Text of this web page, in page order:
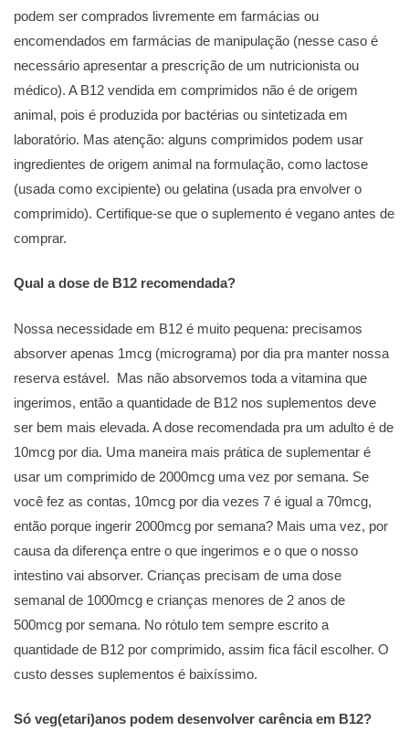
podem ser comprados livremente em farmácias ou
encomendados em farmácias de manipulação (nesse caso é
necessário apresentar a prescrição de um nutricionista ou
médico). A B12 vendida em comprimidos não é de origem
animal, pois é produzida por bactérias ou sintetizada em
laboratório. Mas atenção: alguns comprimidos podem usar
ingredientes de origem animal na formulação, como lactose
(usada como excipiente) ou gelatina (usada pra envolver o
comprimido). Certifique-se que o suplemento é vegano antes de
comprar.
Qual a dose de B12 recomendada?
Nossa necessidade em B12 é muito pequena: precisamos
absorver apenas 1mcg (micrograma) por dia pra manter nossa
reserva estável. Mas não absorvemos toda a vitamina que
ingerimos, então a quantidade de B12 nos suplementos deve
ser bem mais elevada. A dose recomendada pra um adulto é de
10mcg por dia. Uma maneira mais prática de suplementar é
usar um comprimido de 2000mcg uma vez por semana. Se
você fez as contas, 10mcg por dia vezes 7 é igual a 70mcg,
então porque ingerir 2000mcg por semana? Mais uma vez, por
causa da diferença entre o que ingerimos e o que o nosso
intestino vai absorver. Crianças precisam de uma dose
semanal de 1000mcg e crianças menores de 2 anos de
500mcg por semana. No rótulo tem sempre escrito a
quantidade de B12 por comprimido, assim fica fácil escolher. O
custo desses suplementos é baixíssimo.
Só veg(etari)anos podem desenvolver carência em B12?